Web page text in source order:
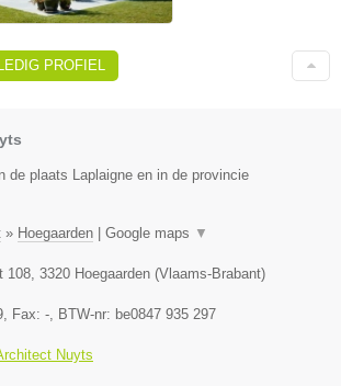
PROFIEL
de plaats Laplaigne en in de provincie
» Hoegaarden Google maps ▼
108, 3320 Hoegaarden (Vlaams-Brabant)
, Fax: -, BTW-nr: be0847 935 297
Nuyts